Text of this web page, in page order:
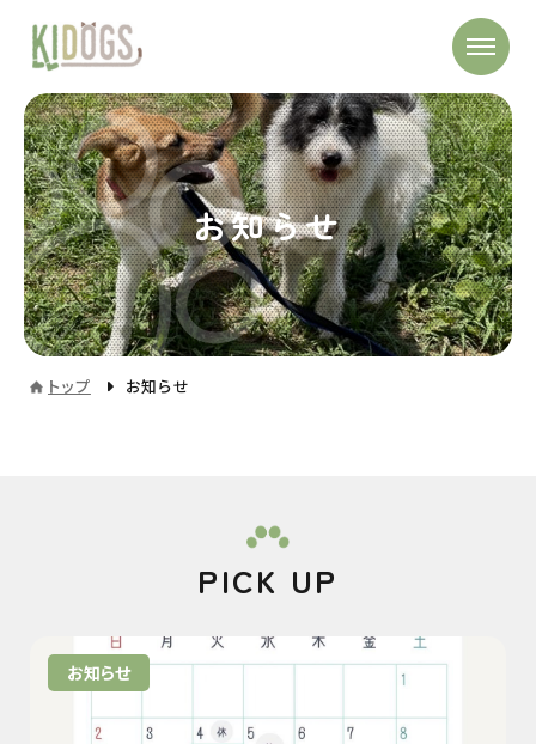
お知らせ
トップ お知らせ
PICK UP
お知らせ